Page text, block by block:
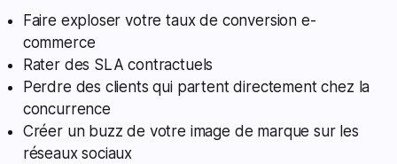
Faire exploser votre taux de conversion e-
commerce
Rater des SLA contractuels
Perdre des clients qui partent directement chez la
concurrence
Créer un buzz de votre image de marque sur les
réseaux sociaux